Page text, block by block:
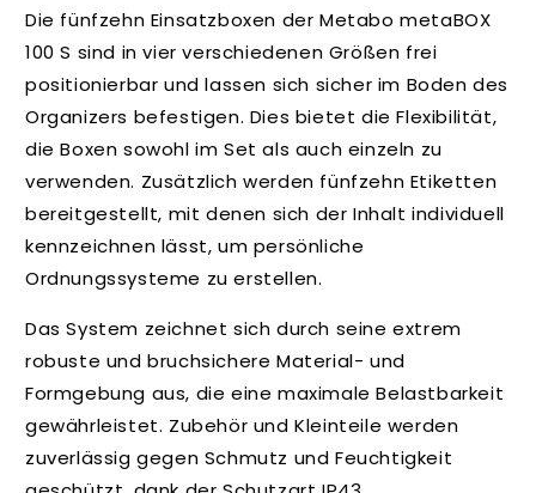
n
h
a
t
Die fünfzehn Einsatzboxen der Metabo metaBOX
100 S sind in vier verschiedenen Größen frei
positionierbar und lassen sich sicher im Boden des
Organizers befestigen. Dies bietet die Flexibilität,
die Boxen sowohl im Set als auch einzeln zu
verwenden. Zusätzlich werden fünfzehn Etiketten
bereitgestellt, mit denen sich der Inhalt individuell
kennzeichnen lässt, um persönliche
Ordnungssysteme zu erstellen.
Das System zeichnet sich durch seine extrem
robuste und bruchsichere Material- und
Formgebung aus, die eine maximale Belastbarkeit
gewährleistet. Zubehör und Kleinteile werden
zuverlässig gegen Schmutz und Feuchtigkeit